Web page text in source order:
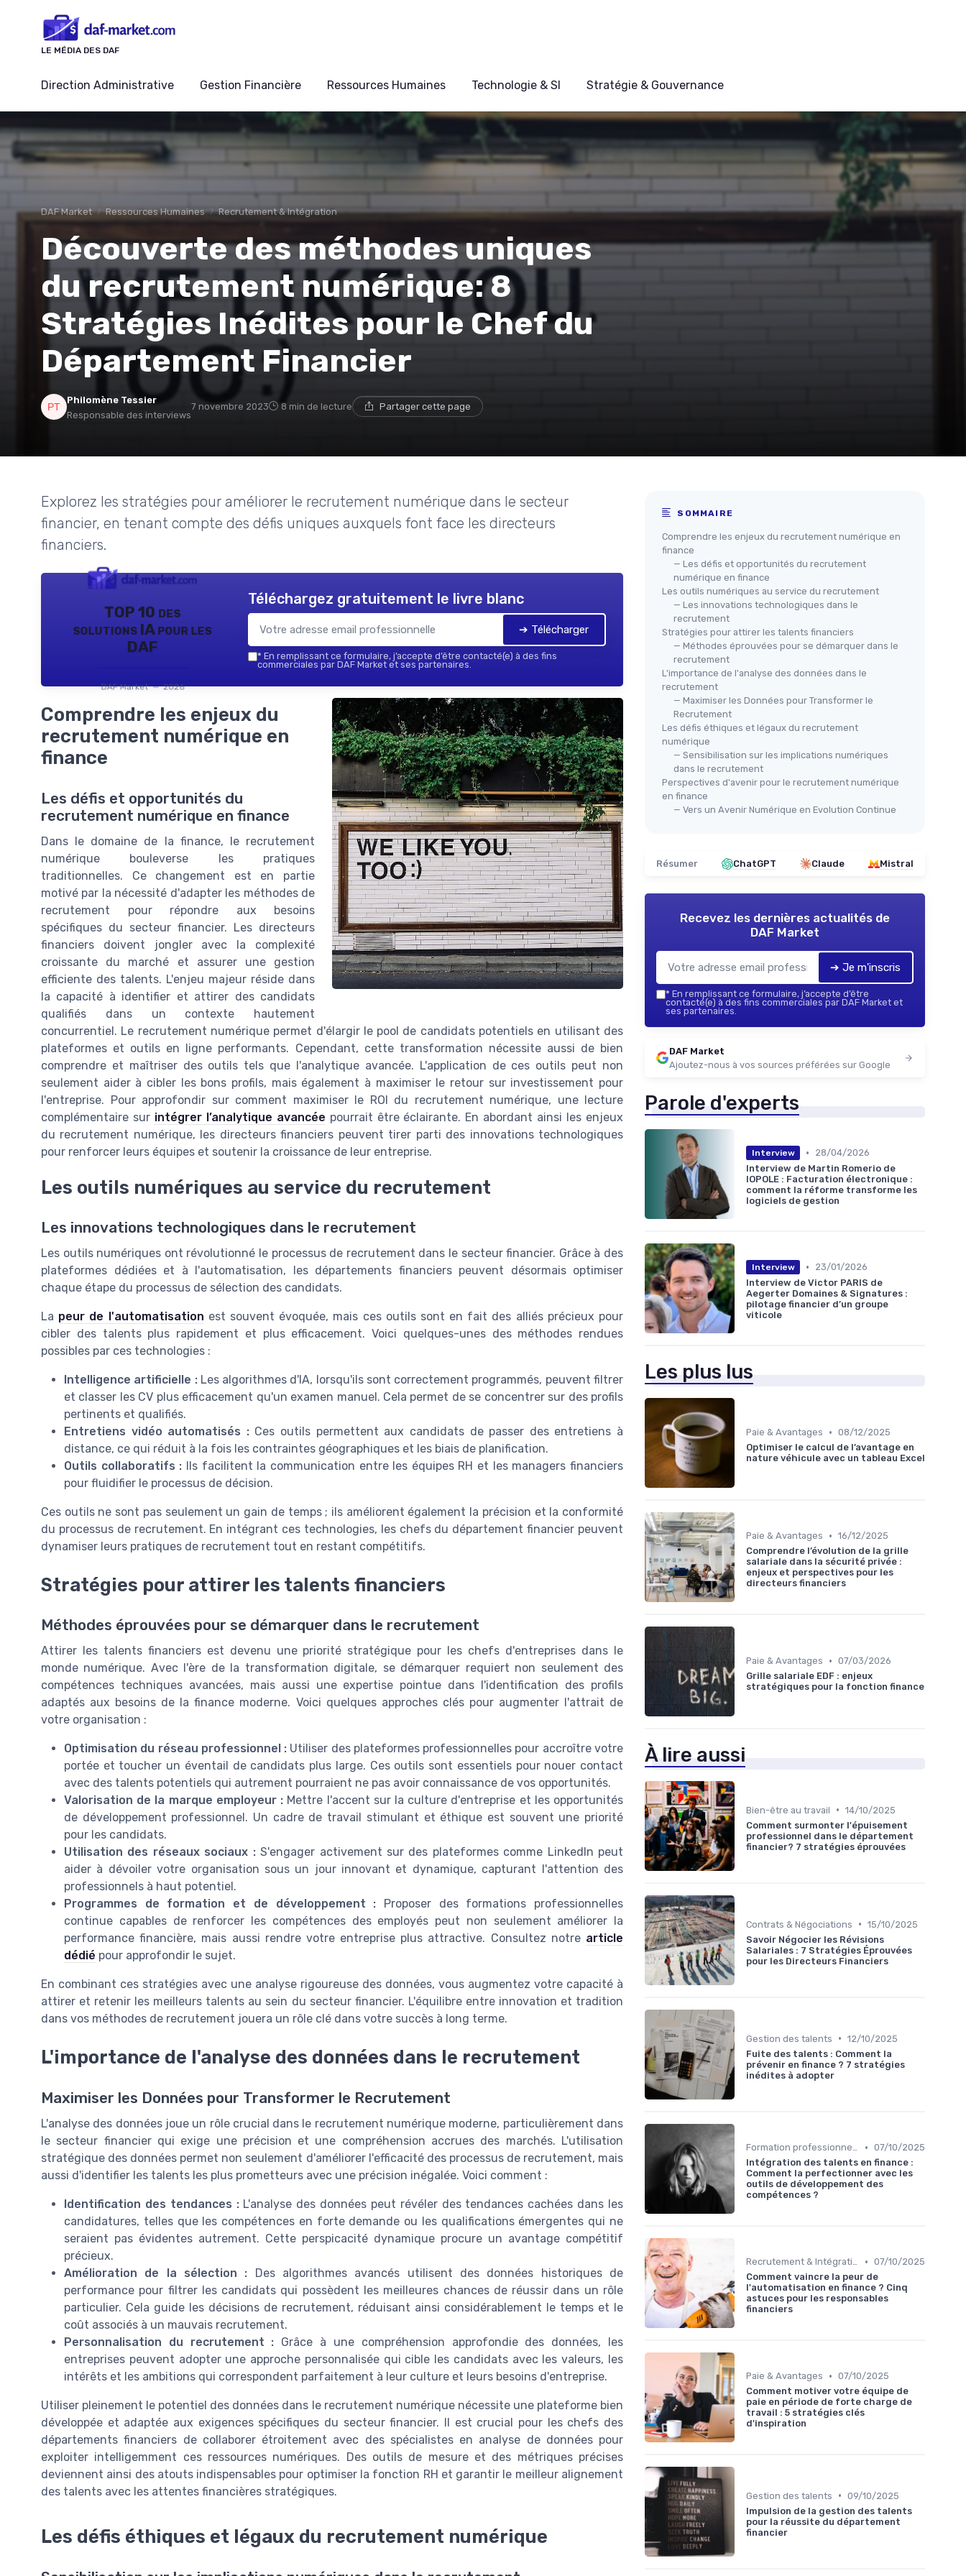
LE MÉDIA DES DAF
Direction Administrative Gestion Financière Ressources Humaines Technologie & SI Stratégie & Gouvernance
DAF Market Ressources Humaines Recrutement & Intégration
Découverte des méthodes uniques
du recrutement numérique: 8
Stratégies Inédites pour le Chef du
Département Financier
Philomène Tessier
Responsable des interviews
7 novembre 2023 8 min de lecture Partager cette page
Explorez les stratégies pour améliorer le recrutement numérique dans le secteur
financier, en tenant compte des défis uniques auxquels font face les directeurs
financiers.
TOP 10 des
solutions IA pour les
DAF
DAF Market — 2026
Téléchargez gratuitement le livre blanc
➔ Télécharger
* En remplissant ce formulaire, j’accepte d’être contacté(e) à des fins
commerciales par DAF Market et ses partenaires.
Comprendre les enjeux du
recrutement numérique en
finance
Les défis et opportunités du
recrutement numérique en finance
Dans le domaine de la finance, le recrutement
numérique bouleverse les pratiques
traditionnelles. Ce changement est en partie
motivé par la nécessité d'adapter les méthodes de
recrutement pour répondre aux besoins
spécifiques du secteur financier. Les directeurs
financiers doivent jongler avec la complexité
croissante du marché et assurer une gestion
efficiente des talents. L'enjeu majeur réside dans
la capacité à identifier et attirer des candidats
qualifiés dans un contexte hautement
concurrentiel. Le recrutement numérique permet d'élargir le pool de candidats potentiels en utilisant des
plateformes et outils en ligne performants. Cependant, cette transformation nécessite aussi de bien
comprendre et maîtriser des outils tels que l'analytique avancée. L'application de ces outils peut non
seulement aider à cibler les bons profils, mais également à maximiser le retour sur investissement pour
l'entreprise. Pour approfondir sur comment maximiser le ROI du recrutement numérique, une lecture
complémentaire sur intégrer l’analytique avancée pourrait être éclairante. En abordant ainsi les enjeux
du recrutement numérique, les directeurs financiers peuvent tirer parti des innovations technologiques
pour renforcer leurs équipes et soutenir la croissance de leur entreprise.
Les outils numériques au service du recrutement
Les innovations technologiques dans le recrutement
Les outils numériques ont révolutionné le processus de recrutement dans le secteur financier. Grâce à des
plateformes dédiées et à l'automatisation, les départements financiers peuvent désormais optimiser
chaque étape du processus de sélection des candidats.
La peur de l'automatisation est souvent évoquée, mais ces outils sont en fait des alliés précieux pour
cibler des talents plus rapidement et plus efficacement. Voici quelques-unes des méthodes rendues
possibles par ces technologies :
Intelligence artificielle :Les algorithmes d'IA, lorsqu'ils sont correctement programmés, peuvent filtrer
et classer les CV plus efficacement qu'un examen manuel. Cela permet de se concentrer sur des profils
pertinents et qualifiés.
Entretiens vidéo automatisés :Ces outils permettent aux candidats de passer des entretiens à
distance, ce qui réduit à la fois les contraintes géographiques et les biais de planification.
Outils collaboratifs : Ils facilitent la communication entre les équipes RH et les managers financiers
pour fluidifier le processus de décision.
Ces outils ne sont pas seulement un gain de temps ; ils améliorent également la précision et la conformité
du processus de recrutement. En intégrant ces technologies, les chefs du département financier peuvent
dynamiser leurs pratiques de recrutement tout en restant compétitifs.
Stratégies pour attirer les talents financiers
Méthodes éprouvées pour se démarquer dans le recrutement
Attirer les talents financiers est devenu une priorité stratégique pour les chefs d'entreprises dans le
monde numérique. Avec l'ère de la transformation digitale, se démarquer requiert non seulement des
compétences techniques avancées, mais aussi une expertise pointue dans l'identification des profils
adaptés aux besoins de la finance moderne. Voici quelques approches clés pour augmenter l'attrait de
votre organisation :
Optimisation du réseau professionnel : Utiliser des plateformes professionnelles pour accroître votre
portée et toucher un éventail de candidats plus large. Ces outils sont essentiels pour nouer contact
avec des talents potentiels qui autrement pourraient ne pas avoir connaissance de vos opportunités.
Valorisation de la marque employeur : Mettre l'accent sur la culture d'entreprise et les opportunités
de développement professionnel. Un cadre de travail stimulant et éthique est souvent une priorité
pour les candidats.
Utilisation des réseaux sociaux :S'engager activement sur des plateformes comme LinkedIn peut
aider à dévoiler votre organisation sous un jour innovant et dynamique, capturant l'attention des
professionnels à haut potentiel.
Programmes de formation et de développement : Proposer des formations professionnelles
continue capables de renforcer les compétences des employés peut non seulement améliorer la
performance financière, mais aussi rendre votre entreprise plus attractive. Consultez notre article
dédié pour approfondir le sujet.
En combinant ces stratégies avec une analyse rigoureuse des données, vous augmentez votre capacité à
attirer et retenir les meilleurs talents au sein du secteur financier. L'équilibre entre innovation et tradition
dans vos méthodes de recrutement jouera un rôle clé dans votre succès à long terme.
L'importance de l'analyse des données dans le recrutement
Maximiser les Données pour Transformer le Recrutement
L'analyse des données joue un rôle crucial dans le recrutement numérique moderne, particulièrement dans
le secteur financier qui exige une précision et une compréhension accrues des marchés. L'utilisation
stratégique des données permet non seulement d'améliorer l'efficacité des processus de recrutement, mais
aussi d'identifier les talents les plus prometteurs avec une précision inégalée. Voici comment :
Identification des tendances : L'analyse des données peut révéler des tendances cachées dans les
candidatures, telles que les compétences en forte demande ou les qualifications émergentes qui ne
seraient pas évidentes autrement. Cette perspicacité dynamique procure un avantage compétitif
précieux.
Amélioration de la sélection : Des algorithmes avancés utilisent des données historiques de
performance pour filtrer les candidats qui possèdent les meilleures chances de réussir dans un rôle
particulier. Cela guide les décisions de recrutement, réduisant ainsi considérablement le temps et le
coût associés à un mauvais recrutement.
Personnalisation du recrutement : Grâce à une compréhension approfondie des données, les
entreprises peuvent adopter une approche personnalisée qui cible les candidats avec les valeurs, les
intérêts et les ambitions qui correspondent parfaitement à leur culture et leurs besoins d'entreprise.
Utiliser pleinement le potentiel des données dans le recrutement numérique nécessite une plateforme bien
développée et adaptée aux exigences spécifiques du secteur financier. Il est crucial pour les chefs des
départements financiers de collaborer étroitement avec des spécialistes en analyse de données pour
exploiter intelligemment ces ressources numériques. Des outils de mesure et des métriques précises
deviennent ainsi des atouts indispensables pour optimiser la fonction RH et garantir le meilleur alignement
des talents avec les attentes financières stratégiques.
Les défis éthiques et légaux du recrutement numérique
SOMMAIRE
Comprendre les enjeux du recrutement numérique en
finance
— Les défis et opportunités du recrutement
numérique en finance
Les outils numériques au service du recrutement
— Les innovations technologiques dans le
recrutement
Stratégies pour attirer les talents financiers
— Méthodes éprouvées pour se démarquer dans le
recrutement
L'importance de l'analyse des données dans le
recrutement
— Maximiser les Données pour Transformer le
Recrutement
Les défis éthiques et légaux du recrutement
numérique
— Sensibilisation sur les implications numériques
dans le recrutement
Perspectives d'avenir pour le recrutement numérique
en finance
— Vers un Avenir Numérique en Evolution Continue
Résumer ChatGPT Claude Mistral
Recevez les dernières actualités de
DAF Market
➔ Je m'inscris
* En remplissant ce formulaire, j’accepte d’être
contacté(e) à des fins commerciales par DAF Market et
ses partenaires.
DAF Market
Ajoutez-nous à vos sources préférées sur Google
Parole d'experts
Interview •
28/04/2026
Interview de Martin Romerio de
IOPOLE : Facturation électronique :
comment la réforme transforme les
logiciels de gestion
Interview •
23/01/2026
Interview de Victor PARIS de
Aegerter Domaines & Signatures :
pilotage financier d’un groupe
viticole
Les plus lus
Paie & Avantages • 08/12/2025
Optimiser le calcul de l’avantage en
nature véhicule avec un tableau Excel
Paie & Avantages • 16/12/2025
Comprendre l’évolution de la grille
salariale dans la sécurité privée :
enjeux et perspectives pour les
directeurs financiers
Paie & Avantages • 07/03/2026
Grille salariale EDF : enjeux
stratégiques pour la fonction finance
À lire aussi
Bien-être au travail • 14/10/2025
Comment surmonter l'épuisement
professionnel dans le département
financier? 7 stratégies éprouvées
Contrats & Négociations • 15/10/2025
Savoir Négocier les Révisions
Salariales : 7 Stratégies Éprouvées
pour les Directeurs Financiers
Gestion des talents • 12/10/2025
Fuite des talents : Comment la
prévenir en finance ? 7 stratégies
inédites à adopter
Formation professionnelle • 07/10/2025
Intégration des talents en finance :
Comment la perfectionner avec les
outils de développement des
compétences ?
Recrutement & Intégration • 07/10/2025
Comment vaincre la peur de
l'automatisation en finance ? Cinq
astuces pour les responsables
financiers
Paie & Avantages • 07/10/2025
Comment motiver votre équipe de
paie en période de forte charge de
travail : 5 stratégies clés
d'inspiration
Gestion des talents • 09/10/2025
Impulsion de la gestion des talents
pour la réussite du département
financier